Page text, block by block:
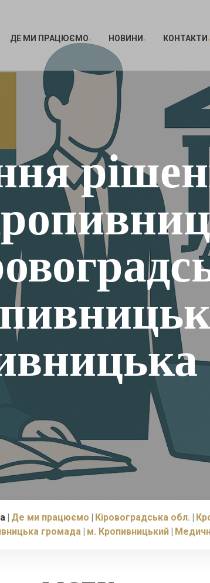
ДЕ МИ ПРАЦЮЄМО НОВИНИ КОНТАКТИ
Де ми працюємо Кіровоградська обл.
громада м. Кропивницький